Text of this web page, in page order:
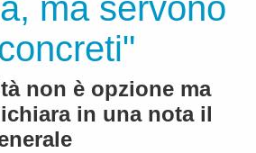
ma servono
non è opzione ma
in una nota il